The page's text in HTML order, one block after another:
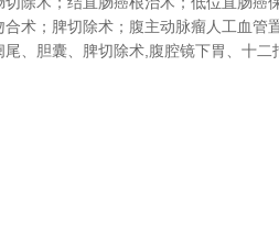
术；脾切除术；腹主动脉瘤人工血管
尾、胆囊、脾切除术 腹腔镜下胃、十二